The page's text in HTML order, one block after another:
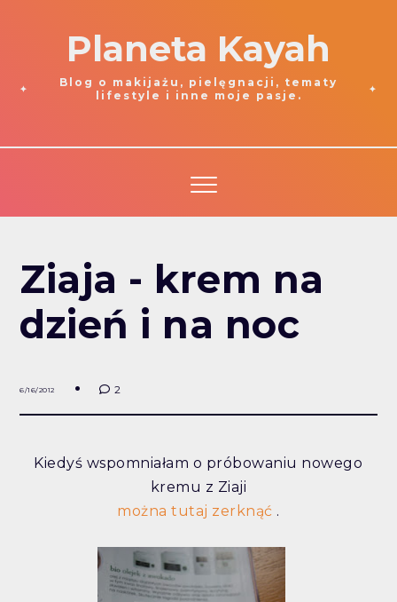
Planeta Kayah
Blog o makijażu, pielęgnacji, tematy
lifestyle i inne moje pasje.
Ziaja - krem na
dzień i na noc
6/16/2012 2
Kiedyś wspomniałam o próbowaniu nowego
kremu z Ziaji
można tutaj zerknąć .